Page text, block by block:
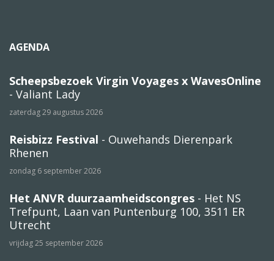
AGENDA
Scheepsbezoek Virgin Voyages x WavesOnline
- Valiant Lady
zaterdag 29 augustus 2026
Reisbizz Festival - Ouwehands Dierenpark
Rhenen
zondag 6 september 2026
Het ANVR duurzaamheidscongres - Het NS
Trefpunt, Laan van Puntenburg 100, 3511 ER
Utrecht
vrijdag 25 september 2026